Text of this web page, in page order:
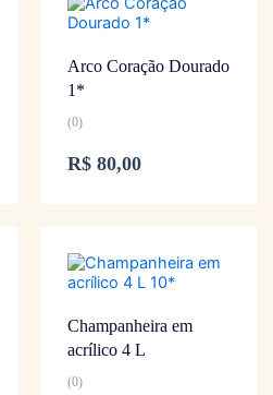
Arco Coração Dourado
1*
(0)
R$ 80,00
Champanheira em
acrílico 4 L
(0)